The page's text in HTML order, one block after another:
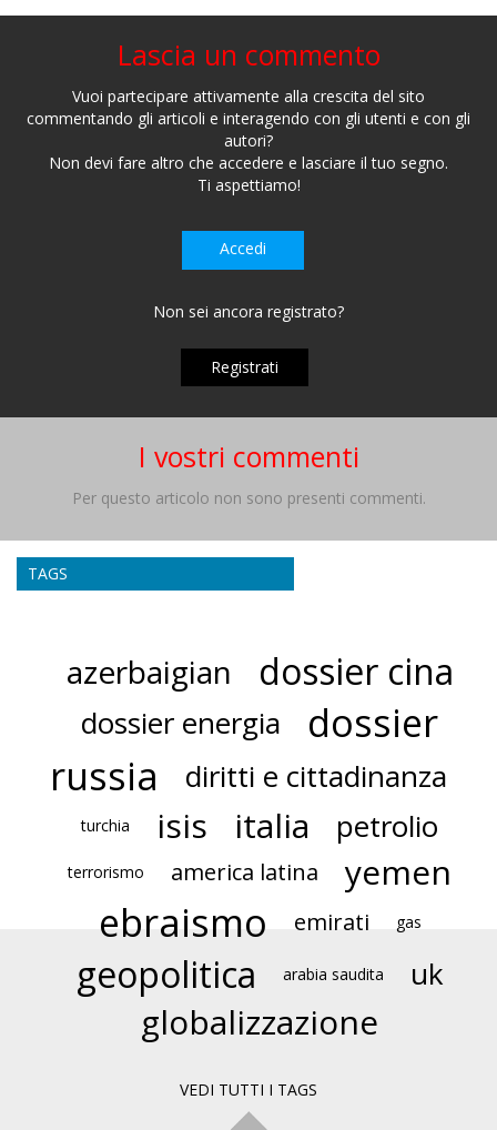
Lascia un commento
Vuoi partecipare attivamente alla crescita del sito
commentando gli articoli e interagendo con gli utenti e con gli
autori?
Non devi fare altro che accedere e lasciare il tuo segno.
Ti aspettiamo!
Accedi
Non sei ancora registrato?
Registrati
I vostri commenti
Per questo articolo non sono presenti commenti.
TAGS
azerbaigian dossier cina
dossier energia
dossier
russia
diritti e cittadinanza
turchia isis italia petrolio
terrorismo america latina yemen
ebraismo emirati gas
geopolitica arabia saudita uk
globalizzazione
VEDI TUTTI I TAGS